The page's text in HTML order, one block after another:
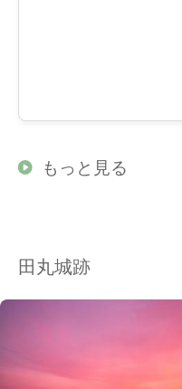
もっと見る
田丸城跡